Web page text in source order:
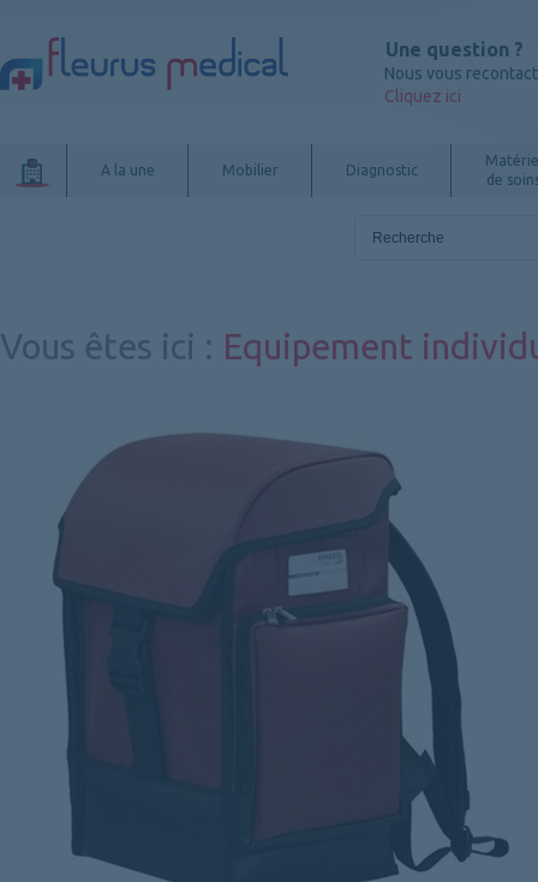
Une question ?
Nous vous
Cliquez ici
A la une Mobilier Diagnostic
de
Vous êtes ici : Equipement